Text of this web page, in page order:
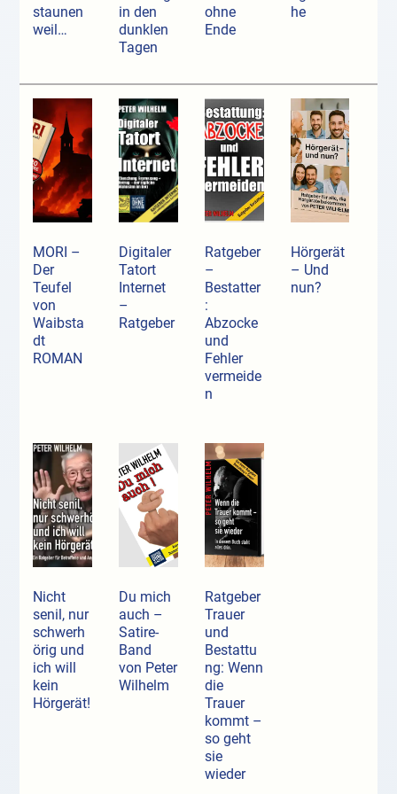
staunen
weil…
in den
dunklen
Tagen
ohne
Ende
he
MORI –
Der
Teufel
von
Waibsta
dt
ROMAN
Digitaler
Tatort
Internet
–
Ratgeber
Ratgeber
–
Bestatter
:
Abzocke
und
Fehler
vermeide
n
Hörgerät
– Und
nun?
Nicht
senil, nur
schwerh
örig und
ich will
kein
Hörgerät!
Du mich
auch –
Satire-
Band
von Peter
Wilhelm
Ratgeber
Trauer
und
Bestattu
ng: Wenn
die
Trauer
kommt –
so geht
sie
wieder